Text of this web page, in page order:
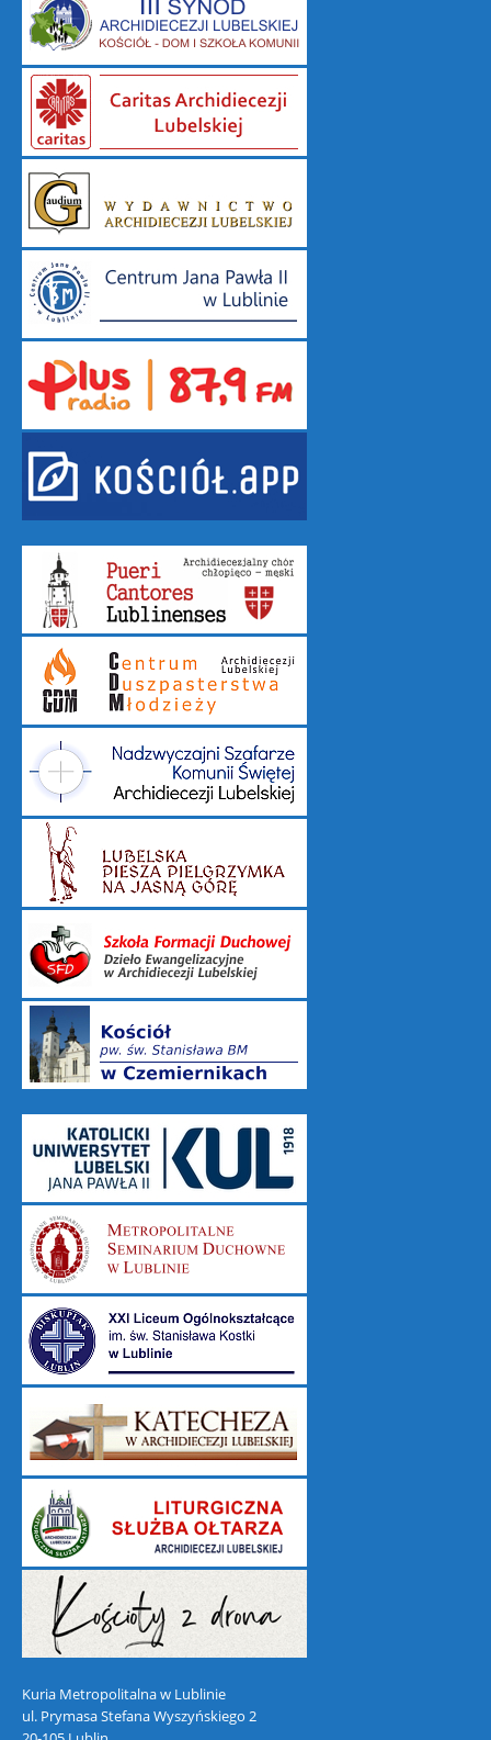
Kuria Metropolitalna w Lublinie
ul. Prymasa Stefana Wyszyńskiego 2